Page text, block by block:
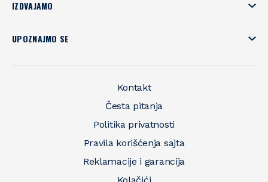
IZDVAJAMO
UPOZNAJMO SE
Kontakt
Česta pitanja
Politika privatnosti
Pravila korišćenja sajta
Reklamacije i garancija